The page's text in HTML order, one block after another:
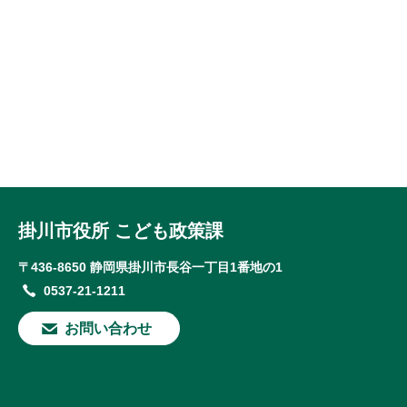
掛川市役所 こども政策課
〒436-8650 静岡県掛川市長谷一丁目1番地の1
0537-21-1211
お問い合わせ